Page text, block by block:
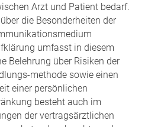
Arzt und Patient bedarf.
die Besonderheiten der
umfasst in diesem
Belehrung über Risiken der
methode sowie einen
einer persönlichen
besteht auch im
der vertragsärztlichen